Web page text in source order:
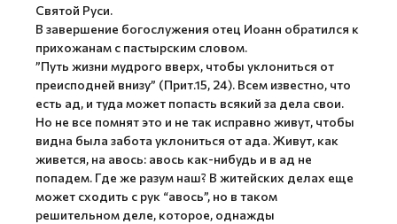
Святой Руси.
В завершение богослужения отец Иоанн обратился к
прихожанам с пастырским словом.
”Путь жизни мудрого вверх, чтобы уклониться от
преисподней внизу” (Прит.15, 24). Всем известно, что
есть ад, и туда может попасть всякий за дела свои.
Но не все помнят это и не так исправно живут, чтобы
видна была забота уклониться от ада. Живут, как
живется, на авось: авось как-нибудь и в ад не
попадем. Где же разум наш? В житейских делах еще
может сходить с рук “авось”, но в таком
решительном деле, которое, однажды